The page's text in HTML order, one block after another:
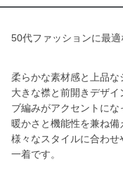
50代ファッションに最適
柔らかな素材感と上品な
大きな襟と前開きデザ
ブ編みがアクセントにな
暖かさと機能性を兼ね備
様々なスタイルに合わ
一着です。